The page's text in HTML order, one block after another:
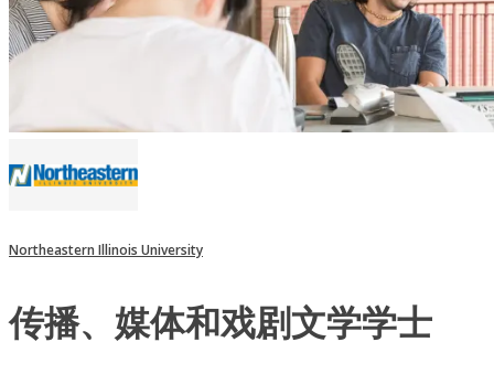
Northeastern Illinois University
传播、媒体和戏剧文学学士